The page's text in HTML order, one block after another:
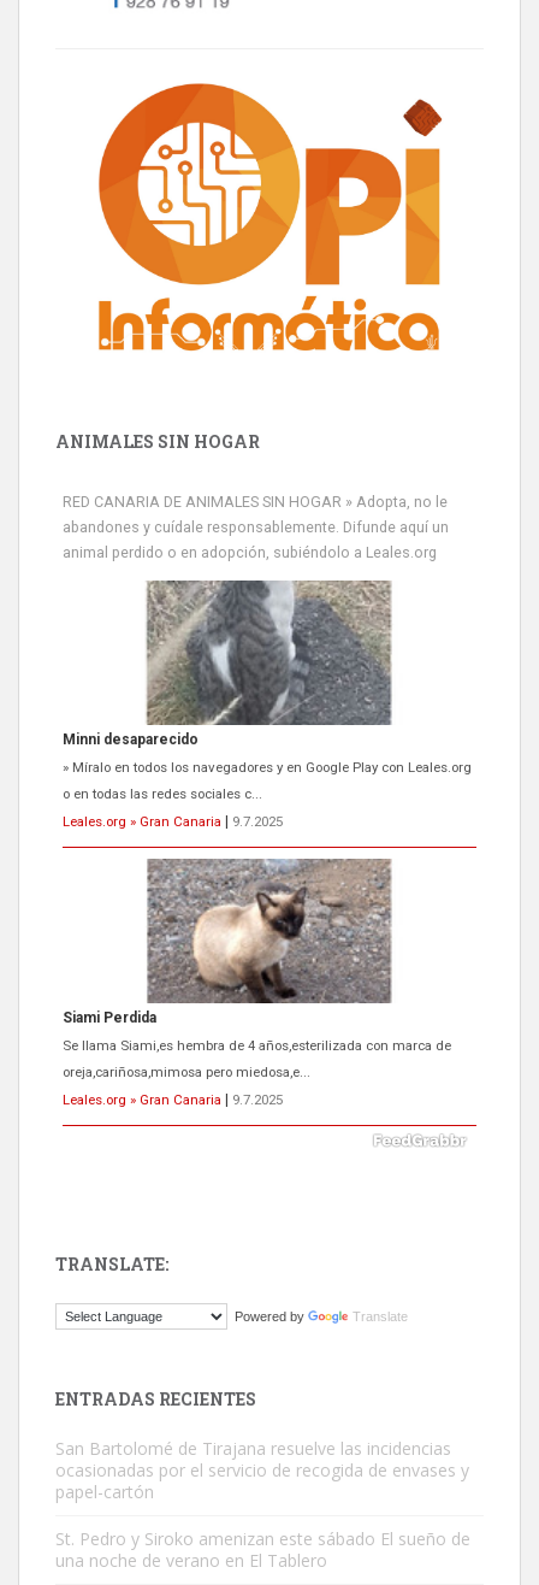
ANIMALES SIN HOGAR
RED CANARIA DE ANIMALES SIN HOGAR » Adopta, no le
abandones y cuídale responsablemente. Difunde aquí un
animal perdido o en adopción, subiéndolo a Leales.org
Siami Perdida
Se llama Siami,es hembra de 4 años,esterilizada con marca de
oreja,cariñosa,mimosa pero miedosa,e...
Leales.org » Gran Canaria
9.7.2025
ADOPCIÓN URGENTE GATA TEROR GRAN CANARIA
El ayuntamiento se va a llevar a Los Gatos callejeros de la zona los
próximos días, ella incluida...
Leales.org » Gran Canaria
9.7.2025
Este gato macho ha aparecido en la calle hace menos de un mes,
TRANSLATE:
Powered by Translate
ENTRADAS RECIENTES
San Bartolomé de Tirajana resuelve las incidencias
ocasionadas por el servicio de recogida de envases y
papel-cartón
St. Pedro y Siroko amenizan este sábado El sueño de
una noche de verano en El Tablero